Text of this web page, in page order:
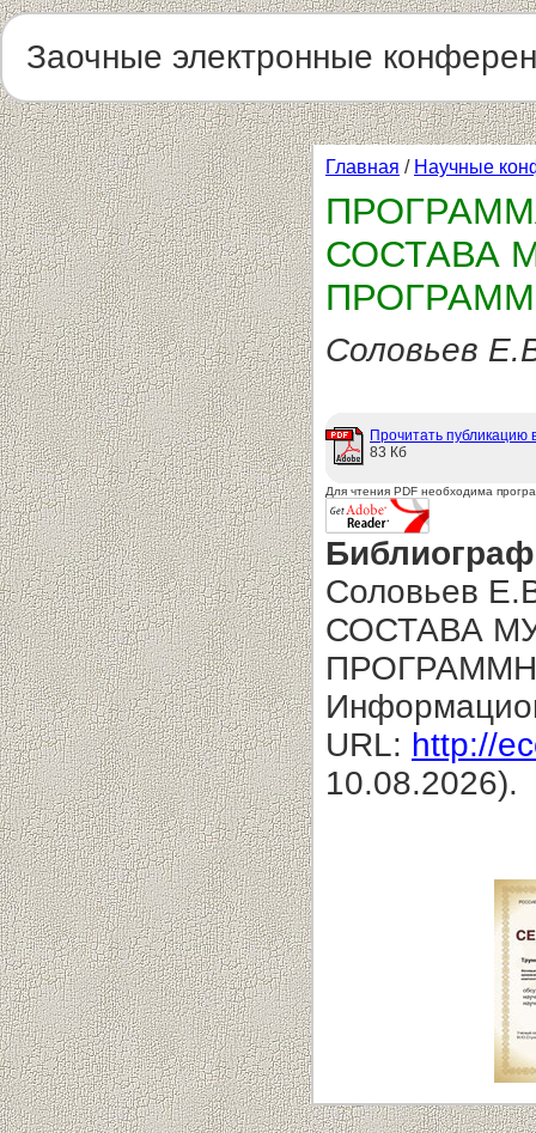
Заочные электронные
Главная / Научные
СОСТАВА
Соловьев
Прочитать публикацию
83 Кб
Для чтения PDF необходима
Соловьев
СОСТАВА
URL: http://
10.08.2026).